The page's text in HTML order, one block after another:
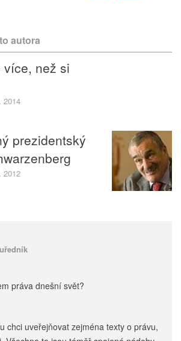
autora
více, než si
2014
prezidentský
2012
práva dnešní svět?
chci uveřejňovat zejména texty o právu,